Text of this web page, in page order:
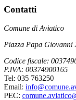
Contatti
Comune di Aviatico
Piazza Papa
Codice fiscale:
P.IVA: 00374900165
Tel: 035 763250
Email:
PEC: